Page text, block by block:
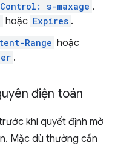
s-maxage ,
hoặc Expires .
Range hoặc
.
điện toán
khi quyết định mở
Mặc dù thường cần